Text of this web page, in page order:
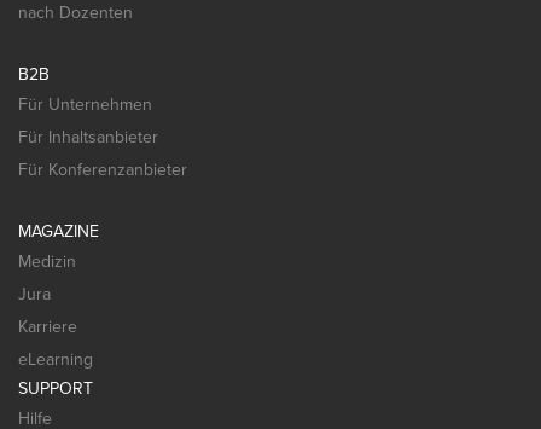
nach Dozenten
B2B
Für Unternehmen
Für Inhaltsanbieter
Für Konferenzanbieter
MAGAZINE
Medizin
Jura
Karriere
eLearning
SUPPORT
Hilfe